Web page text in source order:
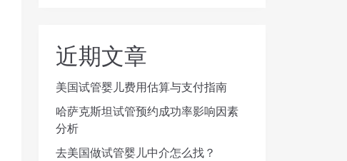
近期文章
美国试管婴儿费用估算与支付指南
哈萨克斯坦试管预约成功率影响因素
分析
去美国做试管婴儿中介怎么找？